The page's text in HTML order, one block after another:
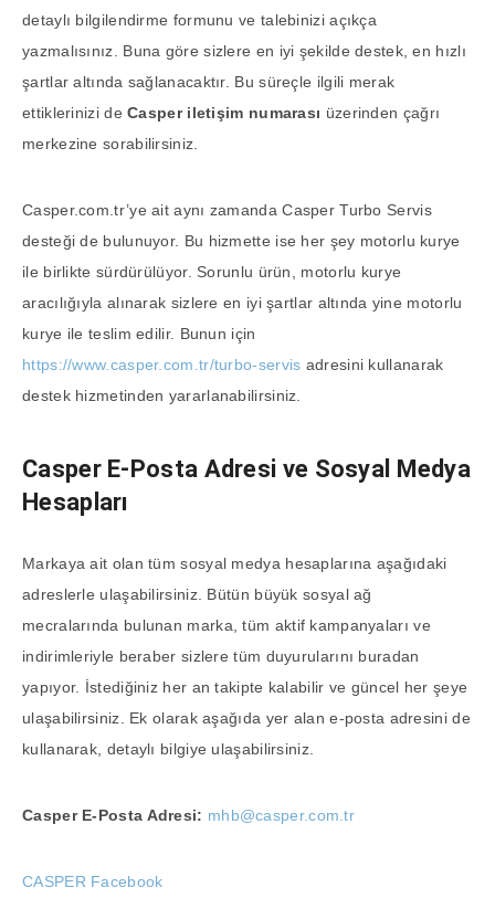
detaylı bilgilendirme formunu ve talebinizi açıkça
yazmalısınız. Buna göre sizlere en iyi şekilde destek, en hızlı
şartlar altında sağlanacaktır. Bu süreçle ilgili merak
ettiklerinizi deCasper iletişim numarası üzerinden çağrı
merkezine sorabilirsiniz.
Casper.com.tr’ye ait aynı zamanda Casper Turbo Servis
desteği de bulunuyor. Bu hizmette ise her şey motorlu kurye
ile birlikte sürdürülüyor. Sorunlu ürün, motorlu kurye
aracılığıyla alınarak sizlere en iyi şartlar altında yine motorlu
kurye ile teslim edilir. Bunun için
https://www.casper.com.tr/turbo-servis adresini kullanarak
destek hizmetinden yararlanabilirsiniz.
Casper E-Posta Adresi ve Sosyal Medya
Hesapları
Markaya ait olan tüm sosyal medya hesaplarına aşağıdaki
adreslerle ulaşabilirsiniz. Bütün büyük sosyal ağ
mecralarında bulunan marka, tüm aktif kampanyaları ve
indirimleriyle beraber sizlere tüm duyurularını buradan
yapıyor. İstediğiniz her an takipte kalabilir ve güncel her şeye
ulaşabilirsiniz. Ek olarak aşağıda yer alan e-posta adresini de
kullanarak, detaylı bilgiye ulaşabilirsiniz.
Casper E-Posta Adresi: mhb@casper.com.tr
CASPER Facebook